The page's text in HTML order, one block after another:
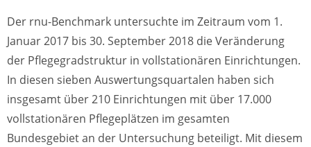
Der rnu-Benchmark untersuchte im Zeitraum vom 1.
Januar 2017 bis 30. September 2018 die Veränderung
der Pflegegradstruktur in vollstationären Einrichtungen.
In diesen sieben Auswertungsquartalen haben sich
insgesamt über 210 Einrichtungen mit über 17.000
vollstationären Pflegeplätzen im gesamten
Bundesgebiet an der Untersuchung beteiligt. Mit diesem